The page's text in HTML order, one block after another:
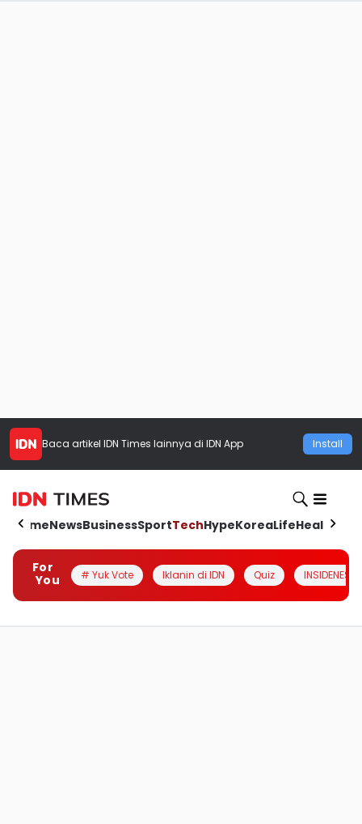
Baca artikel IDN Times lainnya di IDN App Install
HomeNewsBusinessSportTechHypeKoreaLifeHealth
For
You
# Yuk Vote Iklanin di IDN Quiz INSIDENESIA